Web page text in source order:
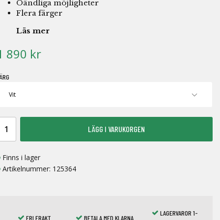
Oändliga möjligheter
Flera färger
Läs mer
890 kr
LÄGG I VARUKORGEN
Finns i lager
Artikelnummer: 125364
FRI FRAKT BETALA MED KLARNA
LAGERVAROR 1-